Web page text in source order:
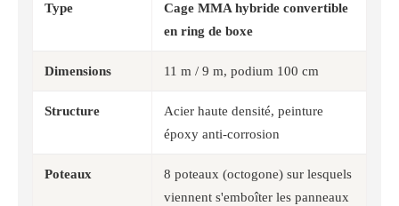
Type
Cage MMA hybride convertible
en ring de boxe
Dimensions 11 m / 9 m, podium 100 cm
Structure
Acier haute densité, peinture
époxy anti-corrosion
Poteaux
8 poteaux (octogone) sur lesquels
viennent s'emboîter les panneaux